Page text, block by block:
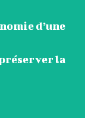
d’une
la